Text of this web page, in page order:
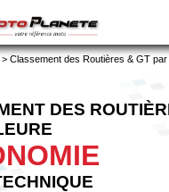
> Classement des Routières & GT par
DES